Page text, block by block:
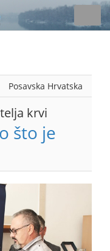
Posavska Hrvatska
krvi
što je